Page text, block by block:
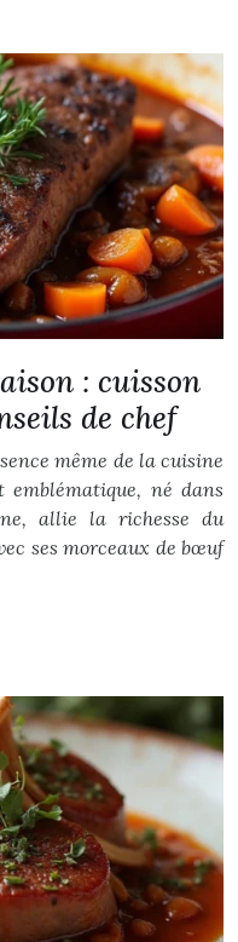
: cuisson
de chef
même de la cuisine
né dans
allie la richesse du
ses morceaux de bœuf